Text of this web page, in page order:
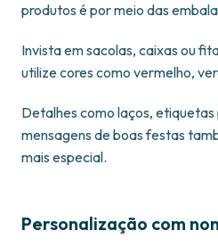
produtos é por meio das
Invista em sacolas, caixas ou
utilize cores como vermelho,
Detalhes como laços,
mensagens de boas festas
mais especial.
Personalização com